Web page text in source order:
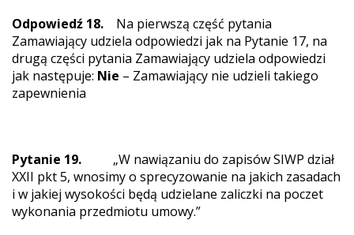
Odpowiedź 18. Na pierwszą część pytania
Zamawiający udziela odpowiedzi jak na Pytanie 17, na
drugą części pytania Zamawiający udziela odpowiedzi
jak następuje: Nie – Zamawiający nie udzieli takiego
zapewnienia
Pytanie 19. „W nawiązaniu do zapisów SIWP dział
XXII pkt 5, wnosimy o sprecyzowanie na jakich zasadach
i w jakiej wysokości będą udzielane zaliczki na poczet
wykonania przedmiotu umowy.”